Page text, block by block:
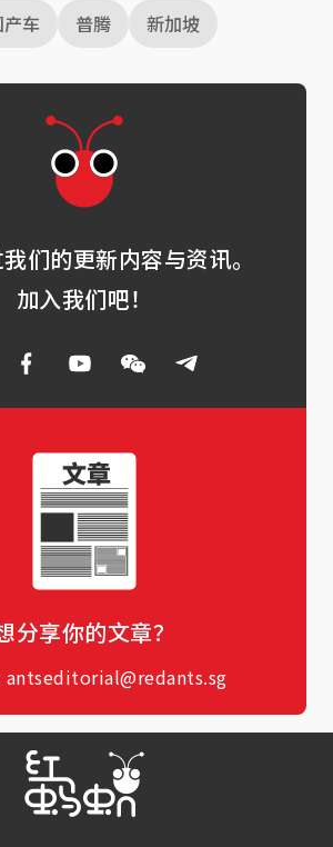
产车 普腾 新加坡
们的更新内容与资讯。
加入我们吧！
分享你的文章？
antseditorial@redants.sg